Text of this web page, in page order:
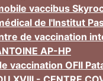
vaccibus
de l'Institut
de vaccination
AP-HP
vaccination OFII